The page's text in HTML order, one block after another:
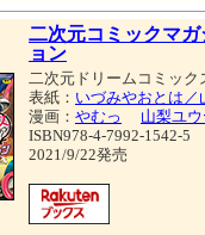
二次元コミックマ
ョン
二次元ドリームコミック
表紙： いづみやおとは／
漫画： やむっ
山梨ユ
ISBN978-4-7992-1542-5
2021/9/22発売